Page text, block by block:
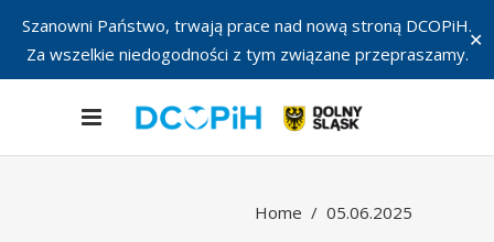
Szanowni Państwo, trwają prace nad nową stroną DCOPiH.
Za wszelkie niedogodności z tym związane przepraszamy.
✕
Home / 05.06.2025